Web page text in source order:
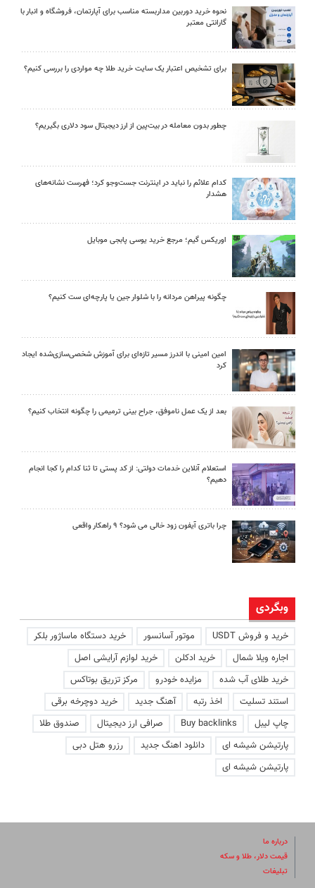
نحوه خرید دوربین مداربسته مناسب برای آپارتمان، فروشگاه و انبار با
گارانتی معتبر
برای تشخیص اعتبار یک سایت خرید طلا چه مواردی را بررسی کنیم؟
چطور بدون معامله در بیت‌پین از ارز دیجیتال سود دلاری بگیریم؟
کدام علائم را نباید در اینترنت جست‌وجو کرد؛ فهرست نشانه‌های
هشدار
اوریکس گیم؛ مرجع خرید یوسی پابجی موبایل
چگونه پیراهن مردانه را با شلوار جین یا پارچه‌ای ست کنیم؟
امین امینی با اندرز مسیر تازه‌ای برای آموزش شخصی‌سازی‌شده ایجاد
کرد
بعد از یک عمل ناموفق، جراح بینی ترمیمی را چگونه انتخاب کنیم؟
استعلام آنلاین خدمات دولتی: از کد پستی تا ثنا کدام را کجا انجام
دهیم؟
چرا باتری آیفون زود خالی می شود؟ ۹ راهکار واقعی
وبگردی
خرید و فروش USDT موتور آسانسور
خرید دستگاه ماساژور بلکر
اجاره ویلا شمال
خرید ادکلن
خرید لوازم آرایشی اصل
خرید طلای آب شده
مزایده خودرو
مرکز تزریق بوتاکس
استند تسلیت
اخذ رتبه آهنگ جدید
خرید دوچرخه برقی
چاپ لیبل
Buy backlinks صرافی ارز دیجیتال
صندوق طلا
پارتیشن شیشه ای
دانلود اهنگ جدید
رزرو هتل دبی
پارتیشن شیشه ای
درباره ما
قیمت دلار، طلا و سکه
تبلیغات